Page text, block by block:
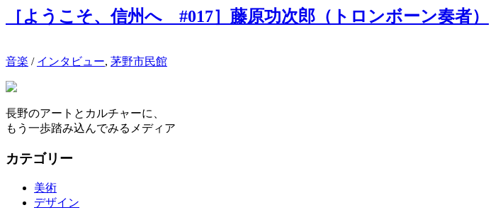
［ようこそ、信州へ #017］藤原功次郎（トロンボーン奏者）
音楽 / インタビュー, 茅野市民館
長野のアートとカルチャーに、
もう一歩踏み込んでみるメディア
カテゴリー
美術
デザイン